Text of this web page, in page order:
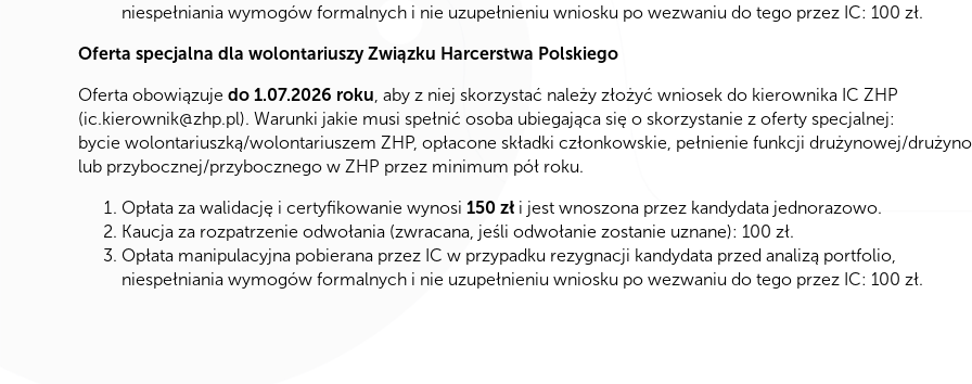
niespełniania wymogów formalnych i nie uzupełnieniu wniosku po wezwaniu do tego przez IC: 100 zł.
Oferta specjalna dla wolontariuszy Związku Harcerstwa Polskiego
Oferta obowiązuje do 1.07.2026 roku , aby z niej skorzystać należy złożyć wniosek do kierownika IC ZHP
(ic.kierownik@zhp.pl). Warunki jakie musi spełnić osoba ubiegająca się o skorzystanie z oferty specjalnej:
bycie wolontariuszką/wolontariuszem ZHP, opłacone składki członkowskie, pełnienie funkcji drużynowej/
lub przybocznej/przybocznego w ZHP przez minimum pół roku.
Opłata za walidację i certyfikowanie wynosi 150 zł i jest wnoszona przez kandydata jednorazowo.
Kaucja za rozpatrzenie odwołania (zwracana, jeśli odwołanie zostanie uznane): 100 zł.
Opłata manipulacyjna pobierana przez IC w przypadku rezygnacji kandydata przed analizą portfolio,
niespełniania wymogów formalnych i nie uzupełnieniu wniosku po wezwaniu do tego przez IC: 100 zł.